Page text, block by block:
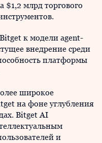
$1,2 млрд торгового
к модели agent-
внедрение среди
платформы
широкое
на фоне углубления
Bitget AI
и